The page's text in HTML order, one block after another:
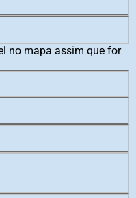
no mapa assim que for